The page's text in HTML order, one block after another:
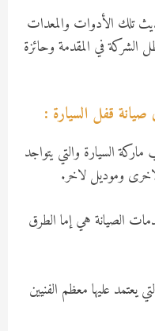
تلك الأدوات والمعدات
الشركة في المقدمة وحائزة
قفل السيارة :
السيارة والتي يتواجد
وموديل لاخر.
الصيانة هي إما الطرق
يعتمد عليها معظم الفنيين